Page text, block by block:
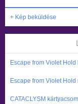
+ Kép beküldése
Escape from Violet
Escape from Violet
CATACLYSM